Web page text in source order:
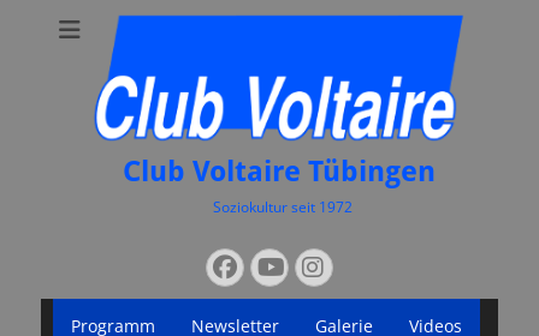
Club Voltaire Tübingen
Soziokultur seit 1972
nach:
Facebook
YouTube
Instagram
Programm Newsletter Galerie Videos